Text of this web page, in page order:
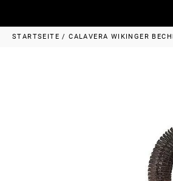
STARTSEITE /CALAVERA WIKINGER